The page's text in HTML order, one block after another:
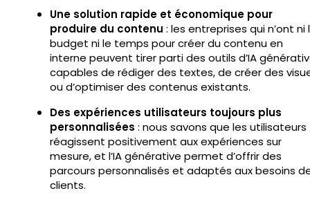
Une solution rapide et économique pour
produire du contenu : les entreprises qui n’ont ni
budget ni le temps pour créer du contenu en
interne peuvent tirer parti des outils d’IA
capables de rédiger des textes, de créer des
ou d’optimiser des contenus existants.
Des expériences utilisateurs toujours plus
personnalisées : nous savons que les utilisateurs
réagissent positivement aux expériences sur
mesure, et l’IA générative permet d’offrir des
parcours personnalisés et adaptés aux besoins
clients.